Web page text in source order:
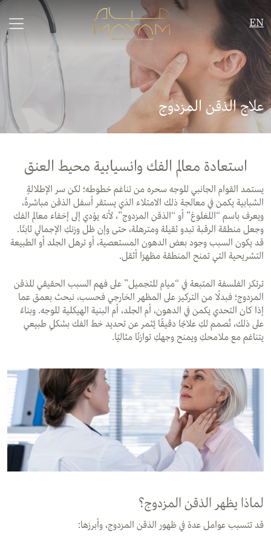
EN
علاج الذقن المزدوج
استعادة معالم الفك وانسيابية محيط العنق
يستمد القوام الجانبي للوجه سحره من تناغم خطوطه؛ لكن سر الإطلالةٍ
الشبابية يكمن في معالجة ذلك الامتلاء الذي يستقر أسفل الذقن مباشرةً،
ويعرف باسم “اللغلوغ” أو “الذقن المزدوج”، لأنه يؤدي إلى إخفاء معالم الفك
وجعل منطقة الرقبة تبدو ثقيلة ومترهلة، حتى وإن ظل وزنكِ الإجمالي ثابتًا.
قد يكون السبب وجود بعض الدهون المستعصية، أو ترهل الجلد أو الطبيعة
التشريحية التي تمنح المنطقة مظهرًا أثقل.
ترتكز الفلسفة المتبعة في “ميام للتجميل” على فهم السبب الحقيقي للذقن
المزدوج؛ فبدلًا من التركيز على المظهر الخارجي فحسب، نبحث بعمق عما
إذا كان التحدي يكمن في الدهون، أم الجلد، أم البنية الهيكلية للوجه. وبناءً
على ذلك، نُصمم لكِ علاجًا دقيقًا يُثمر عن تحديد خط الفك بشكلٍ طبيعي
يتناغم مع ملامحكِ ويمنح وجهكِ توازنًا مثاليًا.
لماذا يظهر الذقن المزدوج؟
قد تتسبب عوامل عدة في ظهور الذقن المزدوج، وأبرزها: